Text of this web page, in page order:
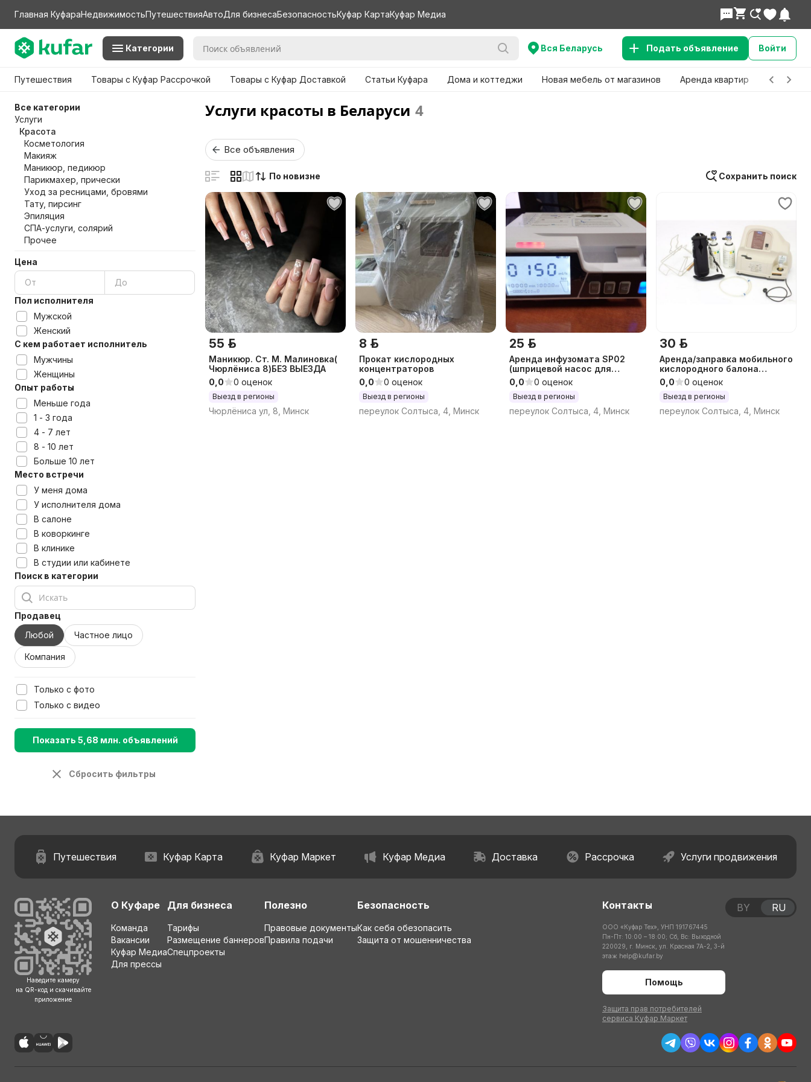
Главная КуфараНедвижимостьПутешествияАвтоДля бизнесаБезопасностьКуфар КартаКуфар Медиа
Категории Вся Беларусь Подать объявление Войти
Путешествия Товары с Куфар Рассрочкой Товары с Куфар Доставкой Статьи Куфара Дома и коттеджи Новая мебель от магазинов Аренда квартир Детские
Все категории
Услуги
Красота
Косметология
Макияж
Маникюр, педикюр
Парикмахер, прически
Уход за ресницами, бровями
Тату, пирсинг
Эпиляция
СПА-услуги, солярий
Прочее
Цена
Пол исполнителя
Мужской
Женский
С кем работает исполнитель
Мужчины
Женщины
Опыт работы
Меньше года
1 - 3 года
4 - 7 лет
8 - 10 лет
Больше 10 лет
Место встречи
У меня дома
У исполнителя дома
В салоне
В коворкинге
В клинике
В студии или кабинете
Поиск в категории
Продавец
Любой
Частное лицо
Компания
Только с фото
Только с видео
Показать 5,68 млн. объявлений
Сбросить фильтры
Услуги красоты в Беларуси 4
Все объявления
Сохранить поиск
По новизне
55 р.
Маникюр. Ст. М. Малиновка(
Чюрлёниса 8)БЕЗ ВЫЕЗДА
0,0
0 оценок
Выезд в регионы
Чюрлёниса ул, 8, Минск
8 р.
Прокат кислородных
концентраторов
0,0
0 оценок
Выезд в регионы
переулок Солтыса, 4, Минск
25 р.
Аренда инфузомата SP02
(шприцевой насос для
инфузий)25р в сутки
0,0 0 оценок
Выезд в регионы
переулок Солтыса, 4, Минск
30 р.
Аренда/заправка мобильного
кислородного балона
INVACARE
0,0 0 оценок
Выезд в регионы
переулок Солтыса, 4, Минск
Путешествия Куфар Карта Куфар Маркет Куфар Медиа Доставка Рассрочка Услуги продвижения
Наведите камеру
на QR-код и скачивайте
приложение
О Куфаре
Команда
Вакансии
Куфар Медиа
Для прессы
Для бизнеса
Тарифы
Размещение баннеров
Спецпроекты
Полезно
Правовые документы
Правила подачи
Безопасность
Как себя обезопасить
Защита от мошенничества
Контакты
ООО «Куфар Тех», УНП 191767445
Пн-Пт: 10:00 – 18:00; Сб, Вс: Выходной
220029, г. Минск, ул. Красная 7А-2, 3-й
этаж help@kufar.by
Помощь
Защита прав потребителей
сервиса Куфар Маркет
BY RU